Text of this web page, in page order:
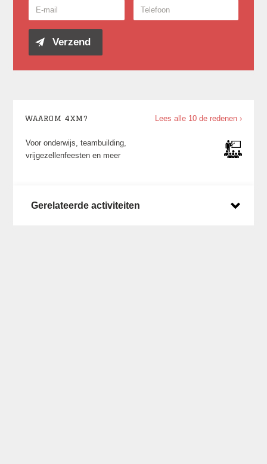
Lees alle 10 de redenen ›
WAAROM 4XM?
Voor onderwijs, teambuilding,
vrijgezellenfeesten en meer
Gerelateerde activiteiten